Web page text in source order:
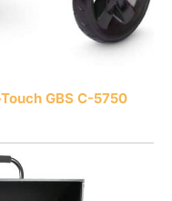
GBS C-5750